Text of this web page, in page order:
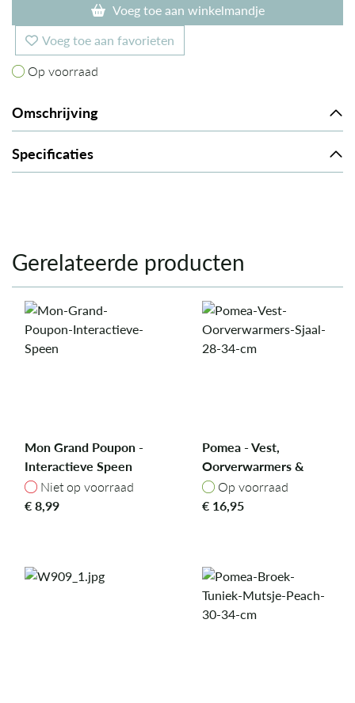
Voeg toe aan winkelmandje
Voeg toe aan favorieten
Op voorraad
Op voorraad
Omschrijving
Specificaties
Gerelateerde producten
Mon Grand Poupon -
Interactieve Speen
Niet op voorraad
Niet op voorraad
€8,99
Pomea - Vest,
Oorverwarmers &
Sjaal - 28-34 cm
Op voorraad
Op voorraad
€ 16,95